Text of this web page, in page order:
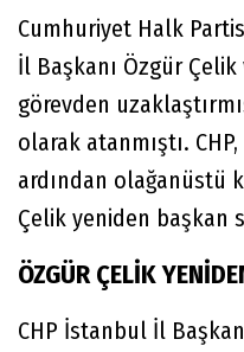
Cumhuriyet Halk
İl Başkanı Özgür
görevden
olarak atanmıştı.
ardından olağanüstü
Çelik yeniden başkan
ÖZGÜR ÇELİK
CHP İstanbul İl